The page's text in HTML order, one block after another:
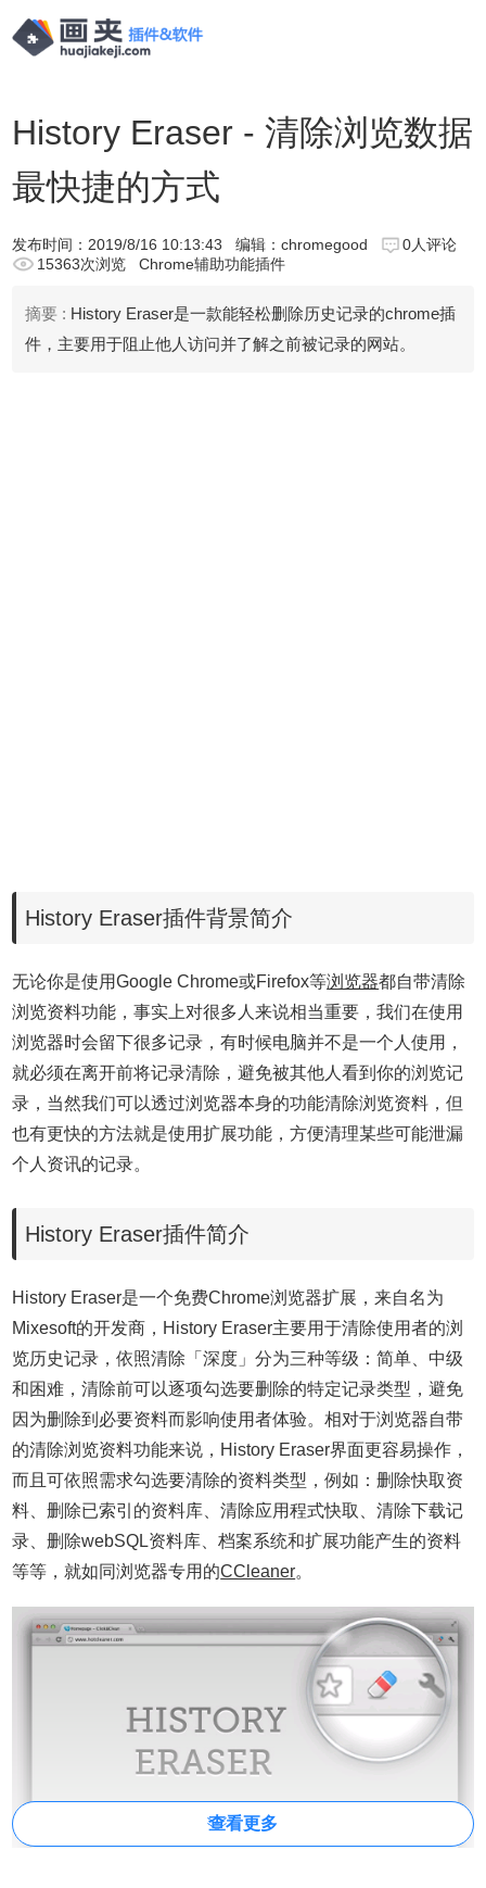
History Eraser - 清除浏览数据
最快捷的方式
发布时间： 2019/8/16 10:13:43 编辑：chromegood
0人评论
15363次浏览
Chrome辅助功能插件
摘要 : History Eraser是一款能轻松删除历史记录的chrome插
件，主要用于阻止他人访问并了解之前被记录的网站。
History Eraser插件背景简介
无论你是使用Google Chrome或Firefox等浏览器都自带清除
浏览资料功能，事实上对很多人来说相当重要，我们在使用
浏览器时会留下很多记录，有时候电脑并不是一个人使用，
就必须在离开前将记录清除，避免被其他人看到你的浏览记
录，当然我们可以透过浏览器本身的功能清除浏览资料，但
也有更快的方法就是使用扩展功能，方便清理某些可能泄漏
个人资讯的记录。
History Eraser插件简介
History Eraser是一个免费Chrome浏览器扩展，来自名为
Mixesoft的开发商，History Eraser主要用于清除使用者的浏
览历史记录，依照清除「深度」分为三种等级：简单、中级
和困难，清除前可以逐项勾选要删除的特定记录类型，避免
因为删除到必要资料而影响使用者体验。相对于浏览器自带
的清除浏览资料功能来说，History Eraser界面更容易操作，
而且可依照需求勾选要清除的资料类型，例如：删除快取资
料、删除已索引的资料库、清除应用程式快取、清除下载记
录、删除webSQL资料库、档案系统和扩展功能产生的资料
等等，就如同浏览器专用的CCleaner。
查看更多